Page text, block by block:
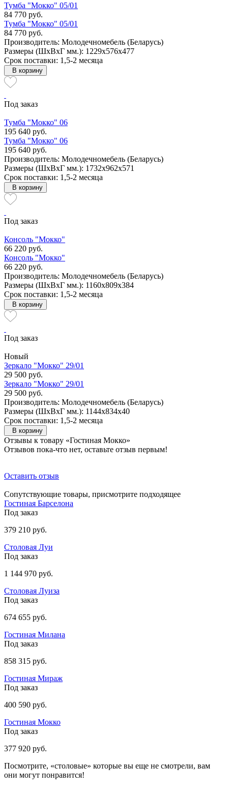
Тумба "Мокко" 05/01
84 770 руб.
Тумба "Мокко" 05/01
84 770 руб.
Производитель: Молодечномебель (Беларусь)
Размеры (ШxВxГ мм.): 1229x576x477
Срок поставки: 1,5-2 месяца
В корзину
Под заказ
Тумба "Мокко" 06
195 640 руб.
Тумба "Мокко" 06
195 640 руб.
Производитель: Молодечномебель (Беларусь)
Размеры (ШxВxГ мм.): 1732x962x571
Срок поставки: 1,5-2 месяца
В корзину
Под заказ
Консоль "Мокко"
66 220 руб.
Консоль "Мокко"
66 220 руб.
Производитель: Молодечномебель (Беларусь)
Размеры (ШxВxГ мм.): 1160x809x384
Срок поставки: 1,5-2 месяца
В корзину
Под заказ
Новый
Зеркало "Мокко" 29/01
29 500 руб.
Зеркало "Мокко" 29/01
29 500 руб.
Производитель: Молодечномебель (Беларусь)
Размеры (ШxВxГ мм.): 1144x834x40
Срок поставки: 1,5-2 месяца
В корзину
Отзывы к товару «Гостиная Мокко»
Отзывов пока-что нет, оставьте отзыв первым!
Оставить отзыв
Сопутствующие товары, присмотрите подходящее
Гостиная Барселона
Под заказ
379 210 руб.
Столовая Луи
Под заказ
1 144 970 руб.
Столовая Луиза
Под заказ
674 655 руб.
Гостиная Милана
Под заказ
858 315 руб.
Гостиная Мираж
Под заказ
400 590 руб.
Гостиная Мокко
Под заказ
377 920 руб.
Посмотрите, «столовые» которые вы еще не смотрели, вам
они могут понравится!